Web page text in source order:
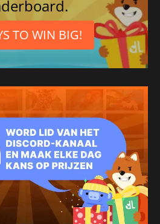
TO WIN BIG!